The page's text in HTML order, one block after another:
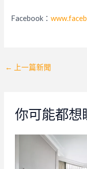
Facebook：
Post
← 上一篇新聞
你可能都